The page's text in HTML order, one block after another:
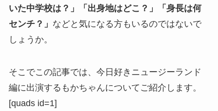
いた中学校は？」「出身地はどこ？」「身長は何
センチ？」 などと気になる方もいるのではないで
しょうか。
そこでこの記事では、今日好きニュージーランド
編に出演するもかちゃんについてご紹介します。
[quads id=1]